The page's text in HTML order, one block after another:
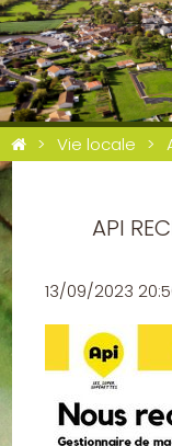
Vie locale
API
13/09/2023